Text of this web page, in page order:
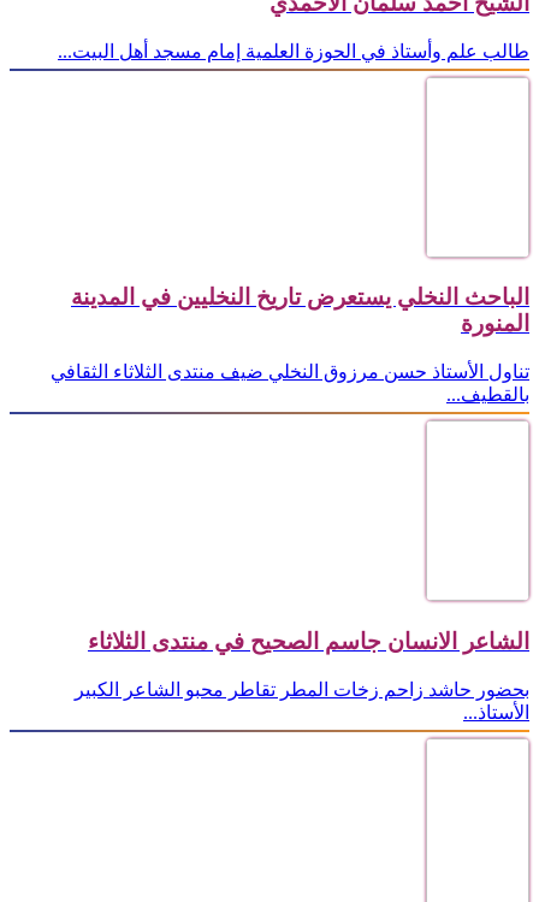
طالب علم وأستاذ في الحوزة العلمية إمام مسجد أهل البيت...
الباحث النخلي يستعرض تاريخ النخليين في المدينة
المنورة
تناول الأستاذ حسن مرزوق النخلي ضيف منتدى الثلاثاء الثقافي
بالقطيف...
الشاعر الانسان جاسم الصحيح في منتدى الثلاثاء
بحضور حاشد زاحم زخات المطر تقاطر محبو الشاعر الكبير
الأستاذ...